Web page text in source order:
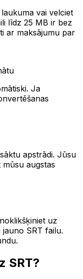
vai velciet
līdz 25 MB ir bez
ar maksājumu par
Ja
apstrādi. Jūsu
augstas
uz
jauno SRT failu.
SRT?